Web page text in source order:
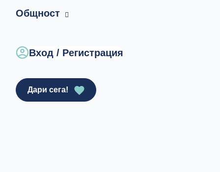
Общност
Вход / Регистрация
Дари сега!